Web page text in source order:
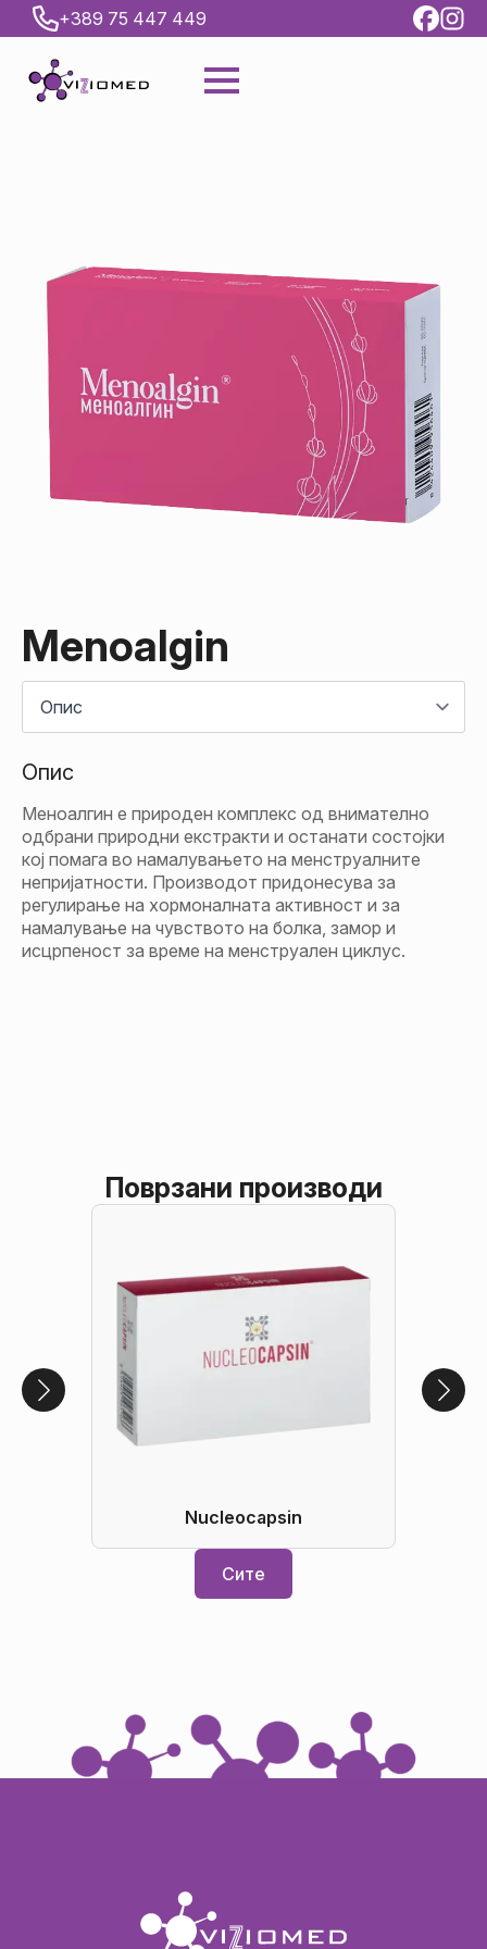
+389 75 447 449
Menoalgin
Опис
Меноалгин е природен комплекс од внимателно
одбрани природни екстракти и останати состојки
кој помага во намалувањето на менструалните
непријатности. Производот придонесува за
регулирање на хормоналната активност и за
намалување на чувството на болка, замор и
исцрпеност за време на менструален циклус.
Поврзани производи
Nucleocapsin
Сите